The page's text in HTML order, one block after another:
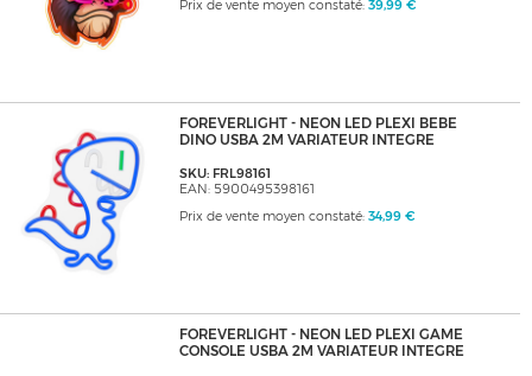
Prix de vente moyen constaté: 39,99 €
FOREVERLIGHT - NEON LED PLEXI BEBE
DINO USBA 2M VARIATEUR INTEGRE
SKU: FRL98161
EAN: 5900495398161
Prix de vente moyen constaté: 34,99 €
FOREVERLIGHT - NEON LED PLEXI GAME
CONSOLE USBA 2M VARIATEUR INTEGRE